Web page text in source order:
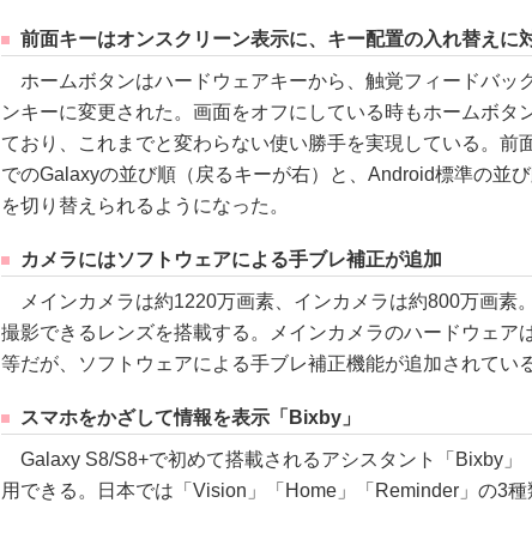
前面キーはオンスクリーン表示に、キー配置の入れ替えに
ホームボタンはハードウェアキーから、触覚フィードバッ
ンキーに変更された。画面をオフにしている時もホームボタ
ており、これまでと変わらない使い勝手を実現している。前
でのGalaxyの並び順（戻るキーが右）と、Android標準の並び
を切り替えられるようになった。
カメラにはソフトウェアによる手ブレ補正が追加
メインカメラは約1220万画素、インカメラは約800万画素
撮影できるレンズを搭載する。メインカメラのハードウェア
等だが、ソフトウェアによる手ブレ補正機能が追加されている
スマホをかざして情報を表示「Bixby」
Galaxy S8/S8+で初めて搭載されるアシスタント「Bixby」
用できる。日本では「Vision」「Home」「Reminder」の3種